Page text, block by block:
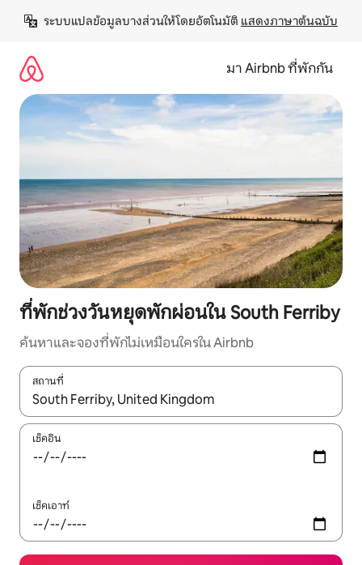
เนื้อหา
ระบบแปลข้อมูลบางส่วนให้โดยอัตโนมัติ แสดงภาษาต้นฉบับ
มา Airbnb ที่พักกัน
ที่พักช่วงวันหยุดพักผ่อนใน South Ferriby
ค้นหาและจองที่พักไม่เหมือนใครใน Airbnb
สถานที่
ใช้ลูกศรขึ้นลง หรือใช้การสัมผัสหรือปัด เพื่อสำรวจผลการค้นหา
เช็คอิน
เช็คเอาท์